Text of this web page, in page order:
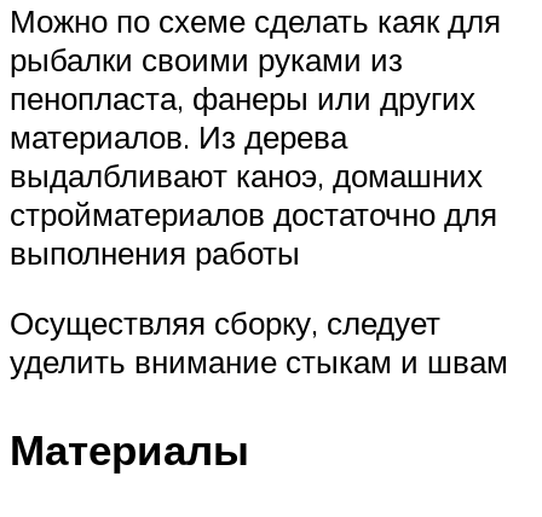
Можно по схеме сделать каяк для
рыбалки своими руками из
пенопласта, фанеры или других
материалов. Из дерева
выдалбливают каноэ, домашних
стройматериалов достаточно для
выполнения работы
Осуществляя сборку, следует
уделить внимание стыкам и швам
Материалы